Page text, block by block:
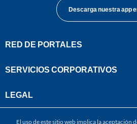
Descarga nuestra app
RED DE PORTALES
SERVICIOS CORPORATIVOS
LEGAL
El uso de este sitio web implica la aceptación